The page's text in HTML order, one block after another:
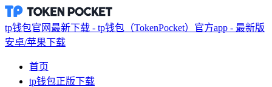
tp钱包官网最新下载 - tp钱包（TokenPocket）官方app - 最新版
安卓/苹果下载
首页
tp钱包正版下载